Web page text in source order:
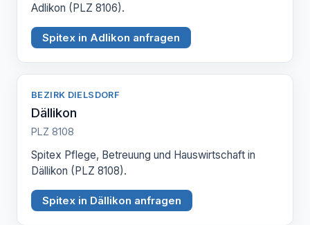
Adlikon (PLZ 8106).
Spitex in Adlikon anfragen
BEZIRK DIELSDORF
Dällikon
PLZ 8108
Spitex Pflege, Betreuung und Hauswirtschaft in
Dällikon (PLZ 8108).
Spitex in Dällikon anfragen